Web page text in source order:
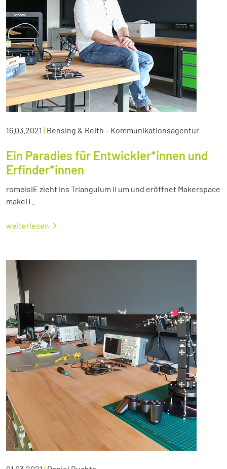
16.03.2021 | Bensing & Reith – Kommunikationsagentur
Ein Paradies für Entwickler*innen und
Erfinder*innen
romeisIE zieht ins Triangulum II um und eröffnet Makerspace
makeIT.
weiterlesen